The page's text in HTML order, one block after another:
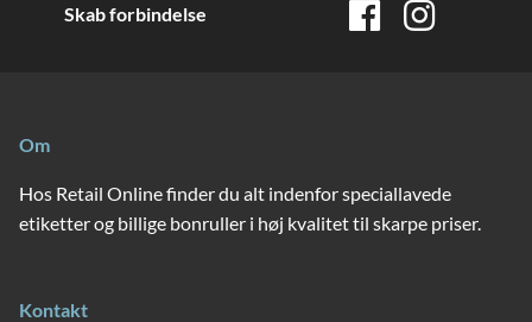
Skab forbindelse
Om
Hos Retail Online finder du alt indenfor speciallavede
etiketter og billige bonruller i høj kvalitet til skarpe priser.
Kontakt